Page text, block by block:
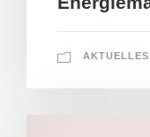
AKTUELLES